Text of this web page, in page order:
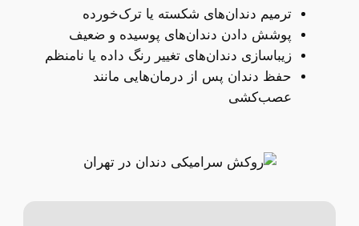
ترمیم دندان‌های شکسته یا ترک‌خورده
پوشش دادن دندان‌های پوسیده و ضعیف
زیباسازی دندان‌های تغییر رنگ داده یا نامنظم
حفظ دندان پس از درمان‌هایی مانند
عصب‌کشی